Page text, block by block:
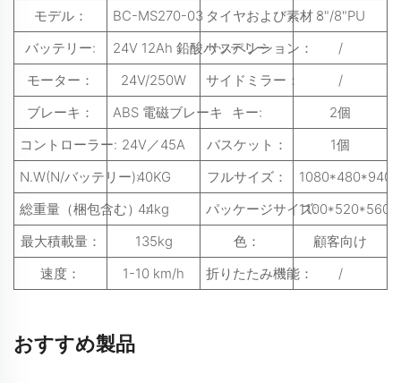
モデル： BC-MS270-03 タイヤおよび素材：8"/8"PU
バッテリー:
24V 12Ah 鉛酸バッテリー
サスペンション：
/
モーター：
24V/250W サイドミラー：
/
ブレーキ：
ABS 電磁ブレーキ キー:
2個
コントローラー: 24V／45A バスケット：
1個
N.W(N/バッテリー):40KG フルサイズ：
総重量（梱包含む）：44kg パッケージサイズ:
最大積載量：
135kg 色：
顧客向け
速度：
1-10 km/h 折りたたみ機能： /
おすすめ製品